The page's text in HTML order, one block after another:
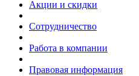
Акции и скидки
Сотрудничество
Работа в компании
Правовая информация